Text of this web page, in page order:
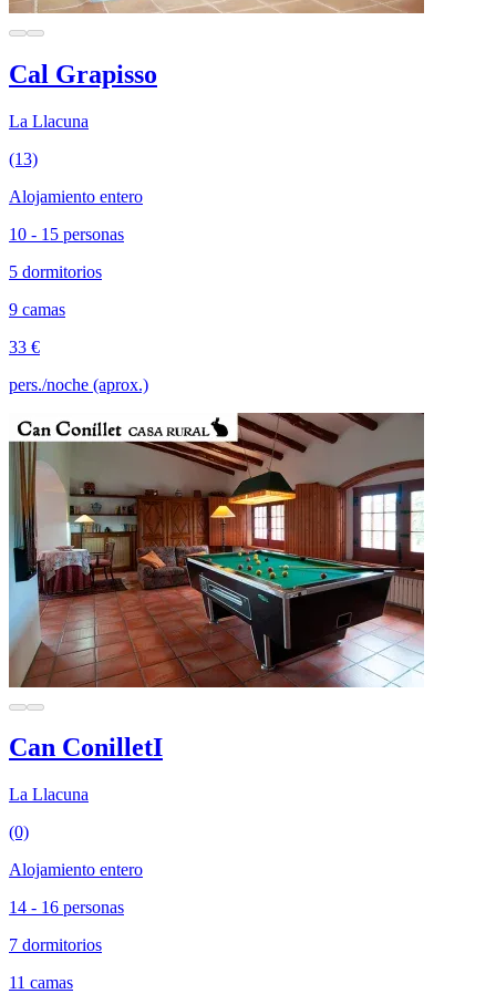
Cal Grapisso
La Llacuna
(13)
Alojamiento entero
10 - 15 personas
5 dormitorios
9 camas
33 €
pers./noche (aprox.)
Can ConilletI
La Llacuna
(0)
Alojamiento entero
14 - 16 personas
7 dormitorios
11 camas